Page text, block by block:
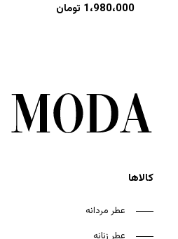
1،980،000 تومان
کالاها
عطر مردانه